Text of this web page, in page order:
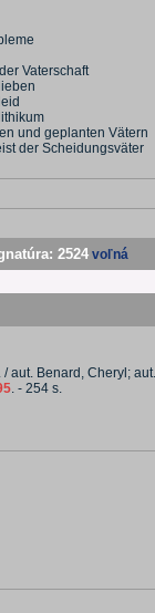
Vaterschaft
und geplanten Vätern
der Scheidungsväter
2524 voľná
. / aut. Benard, Cheryl;
. - 254 s.